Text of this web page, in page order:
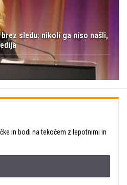
sledu: nikoli ga niso našli,
in bodi na tekočem z lepotnimi in